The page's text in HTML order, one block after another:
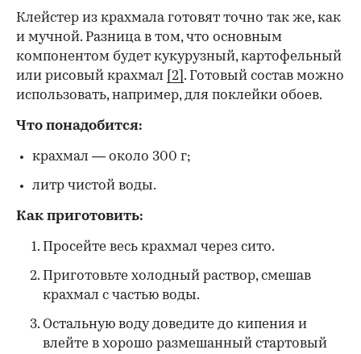
Клейстер из крахмала готовят точно так же, как
и мучной. Разница в том, что основным
компонентом будет кукурузный, картофельный
или рисовый крахмал
[2] . Готовый состав можно
использовать, например, для поклейки обоев.
Что понадобится:
крахмал — около 300 г;
литр чистой воды.
Как приготовить:
Просейте весь крахмал через сито.
Приготовьте холодный раствор, смешав
крахмал с частью воды.
Остальную воду доведите до кипения и
влейте в хорошо размешанный стартовый